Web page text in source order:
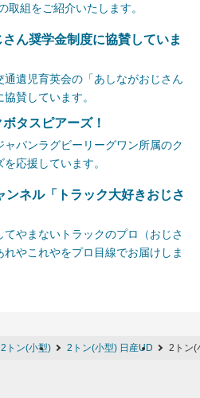
取組をご紹介いたします。
ん奨学金制度に協賛していま
通遺児育英会の「あしながおじさん
賛しています。
タスピアーズ！
ャパンラグビーリーグワン所属のク
応援しています。
ンネル「トラック大好きおじさ
てやまないトラックのプロ（おじさ
れやこれやをプロ目線でお届けしま
2トン(小型) 2トン(小型) 日産UD 2トン(